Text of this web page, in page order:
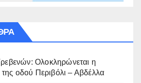
Ολοκληρώνεται η
οδού Περιβόλι – Αβδέλλα